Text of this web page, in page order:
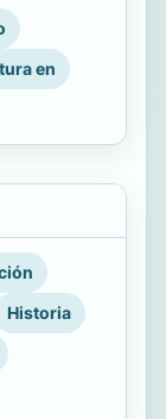
en
Historia